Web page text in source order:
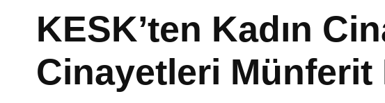
KESK’ten Kadın
Cinayetleri